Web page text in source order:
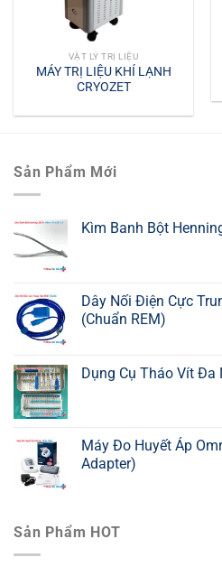
VẬT LÝ TRỊ LIỆU
MÁY TRỊ LIỆU KHÍ LẠNH
CRYOZET
Sản Phẩm Mới
Kìm Banh Bột
Dây Nối Điện Cực
(Chuẩn REM)
Dụng Cụ Tháo Vít Đa
Máy Đo Huyết Áp
Adapter)
Sản Phẩm HOT